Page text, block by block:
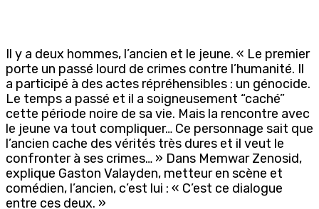
Il y a deux hommes, l’ancien et le jeune. « Le premier
porte un passé lourd de crimes contre l’humanité. Il
a participé à des actes répréhensibles : un génocide.
Le temps a passé et il a soigneusement “caché”
cette période noire de sa vie. Mais la rencontre avec
le jeune va tout compliquer… Ce personnage sait que
l’ancien cache des vérités très dures et il veut le
confronter à ses crimes… » Dans Memwar Zenosid,
explique Gaston Valayden, metteur en scène et
comédien, l’ancien, c’est lui : « C’est ce dialogue
entre ces deux. »